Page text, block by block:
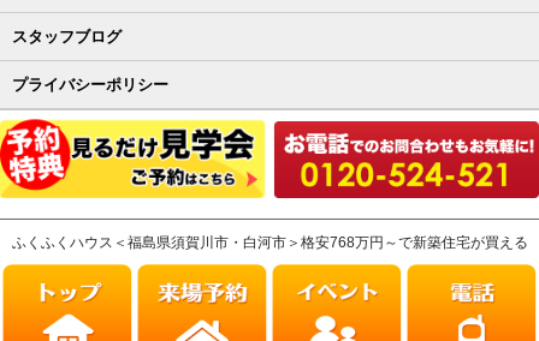
スタッフブログ
プライバシーポリシー
ふくふくハウス＜福島県須賀川市・白河市＞格安768万円～で新築住宅が買える